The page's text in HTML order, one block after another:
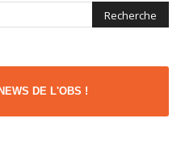
DE L'OBS !